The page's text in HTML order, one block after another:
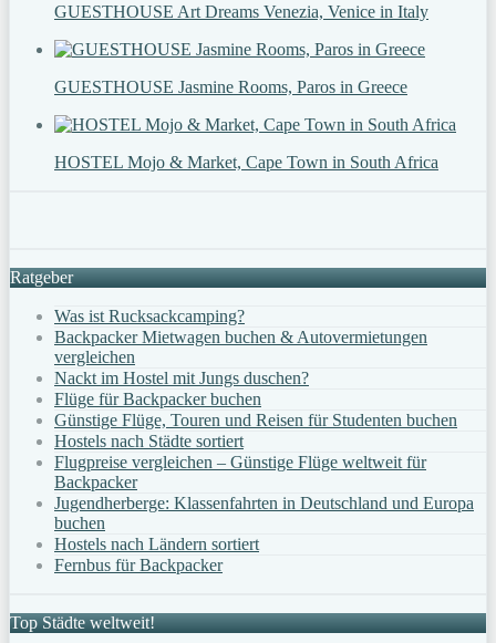
GUESTHOUSE Art Dreams Venezia, Venice in Italy
GUESTHOUSE Jasmine Rooms, Paros in Greece
HOSTEL Mojo & Market, Cape Town in South Africa
Ratgeber
Was ist Rucksackcamping?
Backpacker Mietwagen buchen & Autovermietungen
vergleichen
Nackt im Hostel mit Jungs duschen?
Flüge für Backpacker buchen
Günstige Flüge, Touren und Reisen für Studenten buchen
Hostels nach Städte sortiert
Flugpreise vergleichen – Günstige Flüge weltweit für
Backpacker
Jugendherberge: Klassenfahrten in Deutschland und Europa
buchen
Hostels nach Ländern sortiert
Fernbus für Backpacker
Top Städte weltweit!